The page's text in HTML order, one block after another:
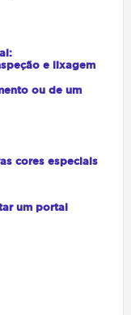
e lixagem
ou de um
cores especiais
um portal